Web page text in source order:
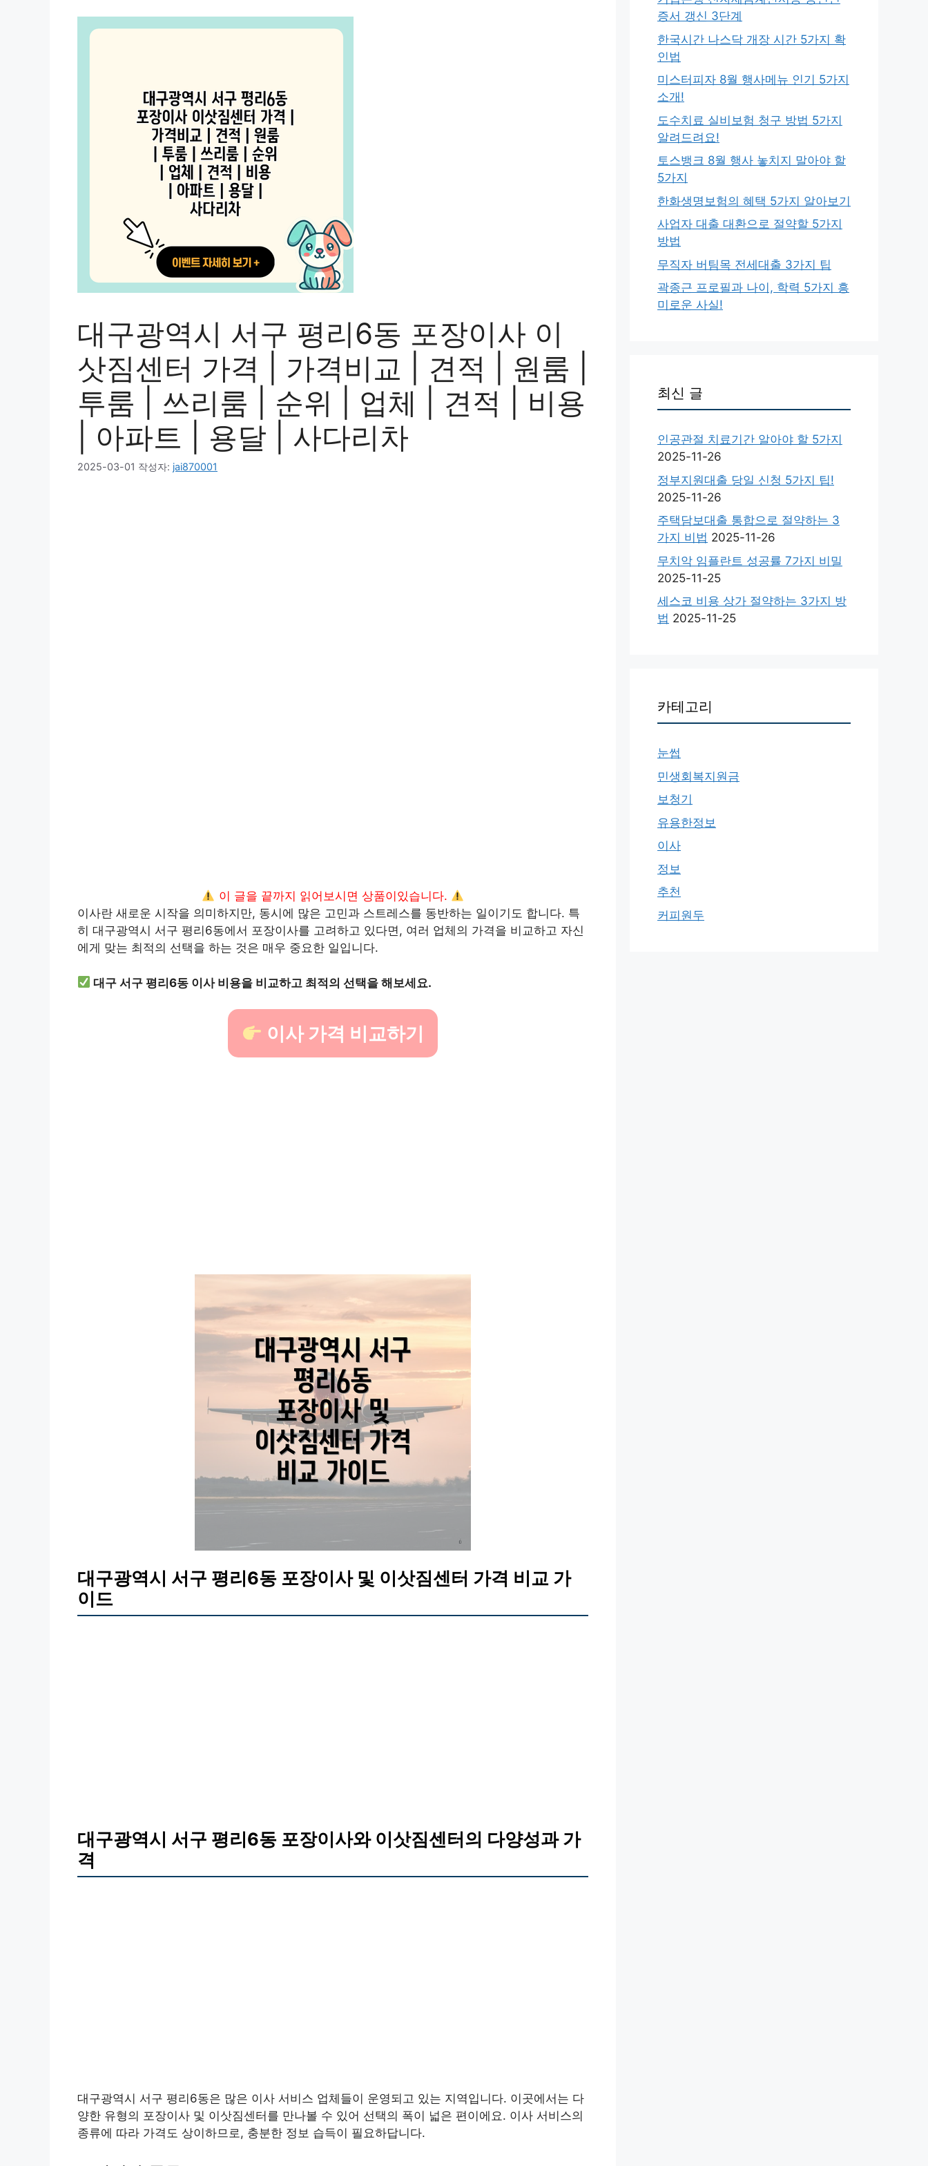
대구광역시 서구 평리6동 포장이사 이
삿짐센터 가격 | 가격비교 | 견적 | 원룸 |
투룸 | 쓰리룸 | 순위 | 업체 | 견적 | 비용
| 아파트 | 용달 | 사다리차
2025-03-01 작성자: jai870001
이 글을 끝까지 읽어보시면 상품이있습니다.
이사란 새로운 시작을 의미하지만, 동시에 많은 고민과 스트레스를 동반하는 일이기도 합니다. 특
히 대구광역시 서구 평리6동에서 포장이사를 고려하고 있다면, 여러 업체의 가격을 비교하고 자신
에게 맞는 최적의 선택을 하는 것은 매우 중요한 일입니다.
대구 서구 평리6동 이사 비용을 비교하고 최적의 선택을 해보세요.
이사 가격 비교하기
대구광역시 서구 평리6동 포장이사 및 이삿짐센터 가격 비교 가
이드
대구광역시 서구 평리6동 포장이사와 이삿짐센터의 다양성과 가
격
대구광역시 서구 평리6동은 많은 이사 서비스 업체들이 운영되고 있는 지역입니다. 이곳에서는 다
양한 유형의 포장이사 및 이삿짐센터를 만나볼 수 있어 선택의 폭이 넓은 편이에요. 이사 서비스의
종류에 따라 가격도 상이하므로, 충분한 정보 습득이 필요하답니다.
증서 갱신 3단계
한국시간 나스닥 개장 시간 5가지 확
인법
미스터피자 8월 행사메뉴 인기 5가지
소개!
도수치료 실비보험 청구 방법 5가지
알려드려요!
토스뱅크 8월 행사 놓치지 말아야 할
5가지
한화생명보험의 혜택 5가지 알아보기
사업자 대출 대환으로 절약할 5가지
방법
무직자 버팀목 전세대출 3가지 팁
곽종근 프로필과 나이, 학력 5가지 흥
미로운 사실!
최신 글
인공관절 치료기간 알아야 할 5가지
2025-11-26
정부지원대출 당일 신청 5가지 팁!
2025-11-26
주택담보대출 통합으로 절약하는 3
가지 비법 2025-11-26
무치악 임플란트 성공률 7가지 비밀
2025-11-25
세스코 비용 상가 절약하는 3가지 방
법 2025-11-25
카테고리
눈썹
민생회복지원금
보청기
유용한정보
이사
정보
추천
커피원두